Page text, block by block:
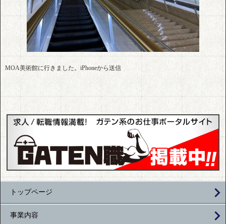
MOA美術館に行きました。iPhoneから送信
トップページ
事業内容